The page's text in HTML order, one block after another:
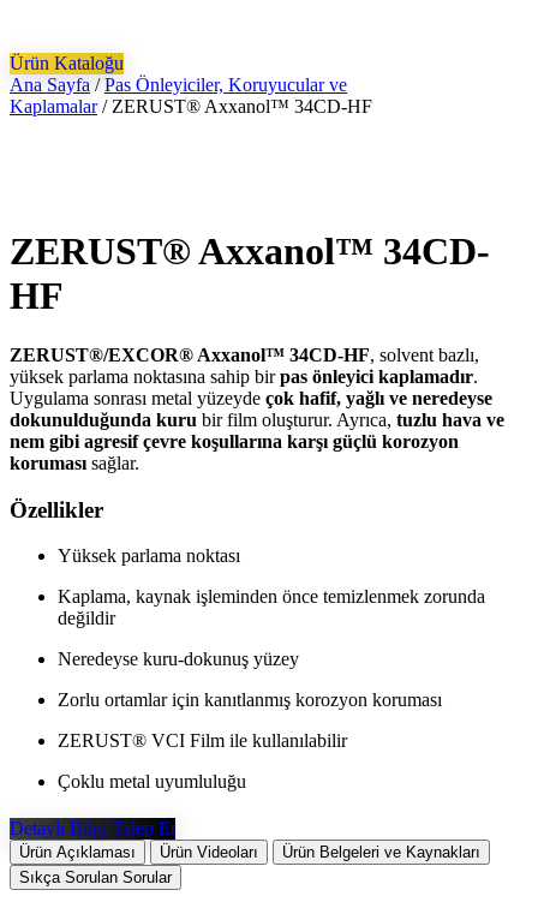
Ürün Kataloğu
Ana Sayfa /Pas Önleyiciler, Koruyucular ve
Kaplamalar/ ZERUST® Axxanol™ 34CD-HF
ZERUST® Axxanol™ 34CD-
HF
ZERUST®/EXCOR® Axxanol™ 34CD-HF, solvent bazlı,
yüksek parlama noktasına sahip birpas önleyici kaplamadır.
Uygulama sonrası metal yüzeyde çok hafif, yağlı ve neredeyse
dokunulduğunda kuru bir film oluşturur. Ayrıca, tuzlu hava ve
nem gibi agresif çevre koşullarına karşı güçlü korozyon
koruması sağlar.
Özellikler
Yüksek parlama noktası
Kaplama, kaynak işleminden önce temizlenmek zorunda
değildir
Neredeyse kuru-dokunuş yüzey
Zorlu ortamlar için kanıtlanmış korozyon koruması
ZERUST® VCI Film ile kullanılabilir
Çoklu metal uyumluluğu
Detaylı Bilgi Talep Et
Ürün Açıklaması Ürün Videoları
Ürün Belgeleri ve Kaynakları
Sıkça Sorulan Sorular